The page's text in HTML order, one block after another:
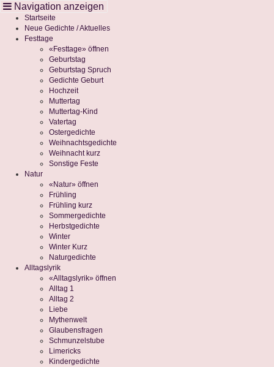
Startseite
Neue Gedichte / Aktuelles
Festtage
«Festtage» öffnen
Geburtstag
Geburtstag Spruch
Gedichte Geburt
Hochzeit
Muttertag
Muttertag-Kind
Vatertag
Ostergedichte
Weihnachtsgedichte
Weihnacht kurz
Sonstige Feste
Natur
«Natur» öffnen
Frühling
Frühling kurz
Sommergedichte
Herbstgedichte
Winter
Winter Kurz
Naturgedichte
Alltagslyrik
«Alltagslyrik» öffnen
Alltag 1
Alltag 2
Liebe
Mythenwelt
Glaubensfragen
Schmunzelstube
Limericks
Kindergedichte
Cookie-Einstellungen